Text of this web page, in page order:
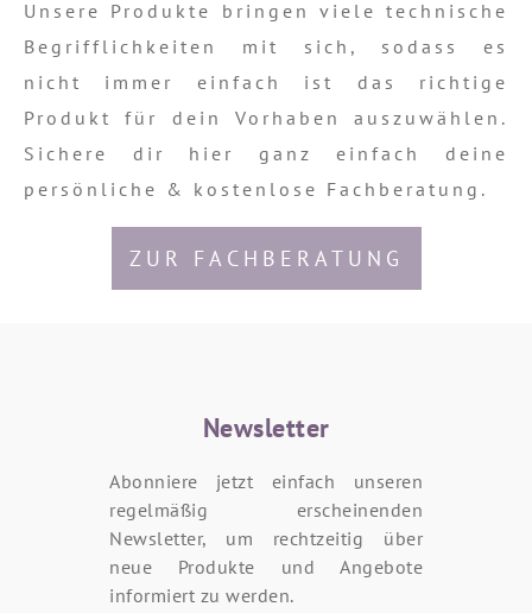
Unsere Produkte bringen viele technische
Begrifflichkeiten mit sich, sodass es
nicht immer einfach ist das richtige
Produkt für dein Vorhaben auszuwählen.
Sichere dir hier ganz einfach deine
persönliche & kostenlose Fachberatung.
ZUR FACHBERATUNG
Newsletter
Abonniere jetzt einfach unseren
regelmäßig erscheinenden
Newsletter, um rechtzeitig über
neue Produkte und Angebote
informiert zu werden.